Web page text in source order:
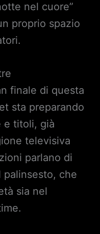
nel cuore”
proprio spazio
finale di questa
sta preparando
e titoli, già
televisiva
parlano di
palinsesto, che
sia nel